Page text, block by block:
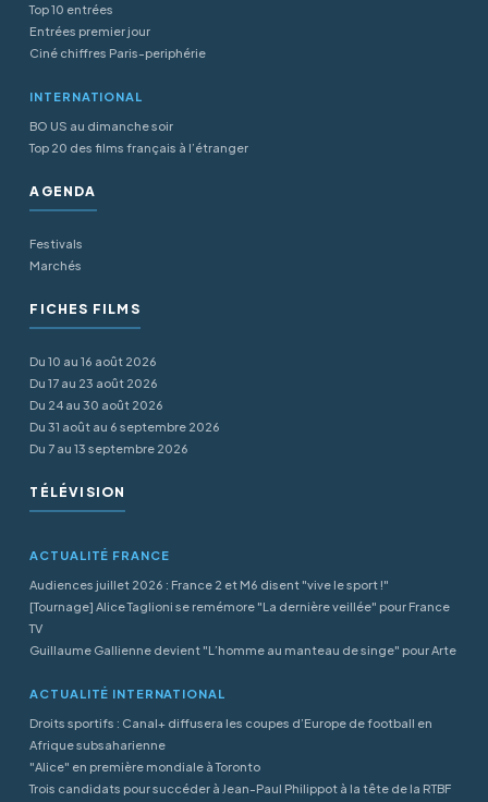
Top 10 entrées
Entrées premier jour
Ciné chiffres Paris-periphérie
INTERNATIONAL
BO US au dimanche soir
Top 20 des films français à l’étranger
AGENDA
Festivals
Marchés
FICHES FILMS
Du 10 au 16 août 2026
Du 17 au 23 août 2026
Du 24 au 30 août 2026
Du 31 août au 6 septembre 2026
Du 7 au 13 septembre 2026
TÉLÉVISION
ACTUALITÉ FRANCE
Audiences juillet 2026 : France 2 et M6 disent "vive le sport !"
[Tournage] Alice Taglioni se remémore "La dernière veillée" pour France
TV
Guillaume Gallienne devient "L’homme au manteau de singe" pour Arte
ACTUALITÉ INTERNATIONAL
Droits sportifs : Canal+ diffusera les coupes d’Europe de football en
Afrique subsaharienne
"Alice" en première mondiale à Toronto
Trois candidats pour succéder à Jean-Paul Philippot à la tête de la RTBF